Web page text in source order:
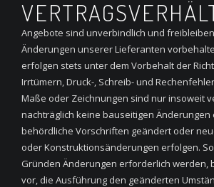
Angebote sind unverbindlich und
Änderungen unserer Lieferanten
erfolgen stets unter dem Vorbehalt der
Irrtümern, Druck-, Schreib- und
Maße oder Zeichnungen sind nur insoweit
nachträglich keine bauseitigen Änderungen
behördliche Vorschriften geändert oder
oder Konstruktionsänderungen erfolgen.
Gründen Änderungen erforderlich werden,
vor, die Ausführung den geänderten